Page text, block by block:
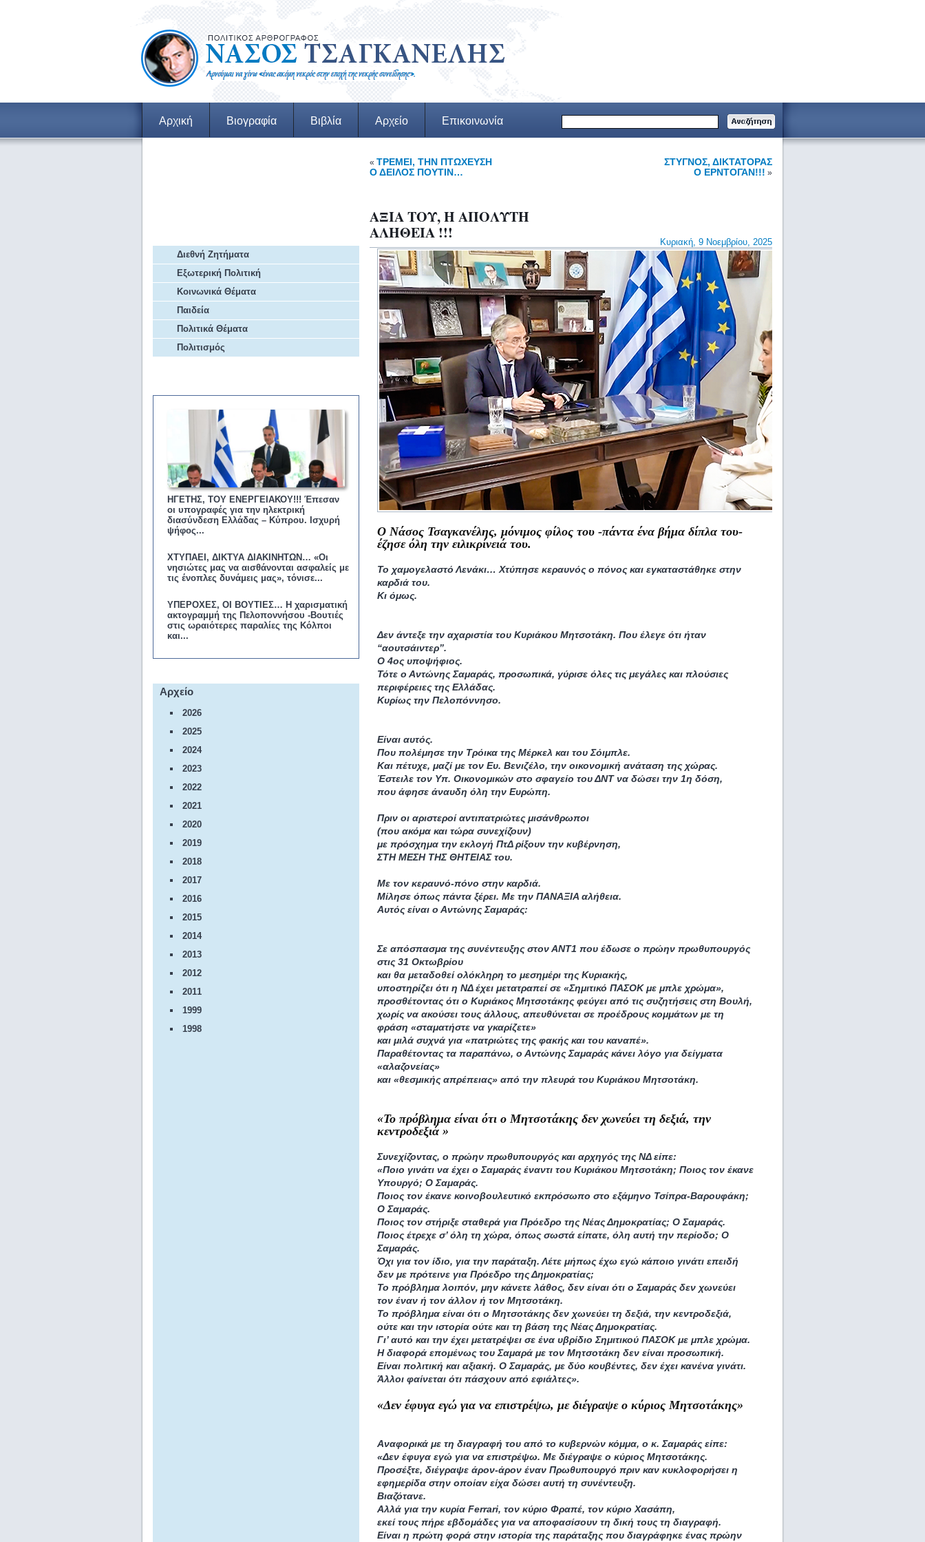
Αρχική Βιογραφία Βιβλία Αρχείο Επικοινωνία
Διεθνή Ζητήματα
Εξωτερική Πολιτική
Κοινωνικά Θέματα
Παιδεία
Πολιτικά Θέματα
Πολιτισμός
ΗΓΕΤΗΣ, ΤΟΥ ΕΝΕΡΓΕΙΑΚΟΥ!!! Έπεσαν
οι υπογραφές για την ηλεκτρική
διασύνδεση Ελλάδας – Κύπρου. Ισχυρή
ψήφος...
ΧΤΥΠΑΕΙ, ΔΙΚΤΥΑ ΔΙΑΚΙΝΗΤΩΝ… «Οι
νησιώτες μας να αισθάνονται ασφαλείς με
τις ένοπλες δυνάμεις μας», τόνισε...
ΥΠΕΡΟΧΕΣ, ΟΙ ΒΟΥΤΙΕΣ… Η χαρισματική
ακτογραμμή της Πελοποννήσου -Βουτιές
στις ωραιότερες παραλίες της Κόλποι
και...
Αρχείο
2026
2025
2024
2023
2022
2021
2020
2019
2018
2017
2016
2015
2014
2013
2012
2011
1999
1998
« ΤΡΕΜΕΙ, ΤΗΝ ΠΤΩΧΕΥΣΗ
Ο ΔΕΙΛΟΣ ΠΟΥΤΙΝ…
ΣΤΥΓΝΟΣ, ΔΙΚΤΑΤΟΡΑΣ
Ο ΕΡΝΤΟΓΑΝ!!! »
ΑΞΙΑ ΤΟΥ, Η ΑΠΟΛΥΤΗ
ΑΛΗΘΕΙΑ !!! Κυριακή, 9 Νοεμβρίου, 2025
Ο Νάσος Τσαγκανέλης, μόνιμος φίλος του -πάντα ένα βήμα δίπλα του-
έζησε όλη την ειλικρίνειά του.
Το χαμογελαστό Λενάκι… Χτύπησε κεραυνός ο πόνος και εγκαταστάθηκε στην
καρδιά του.
Κι όμως.
Δεν άντεξε την αχαριστία του Κυριάκου Μητσοτάκη. Που έλεγε ότι ήταν
“αουτσάιντερ”.
Ο 4ος υποψήφιος.
Τότε ο Αντώνης Σαμαράς, προσωπικά, γύρισε όλες τις μεγάλες και πλούσιες
περιφέρειες της Ελλάδας.
Κυρίως την Πελοπόννησο.
Είναι αυτός.
Που πολέμησε την Τρόικα της Μέρκελ και του Σόιμπλε.
Και πέτυχε, μαζί με τον Ευ. Βενιζέλο, την οικονομική ανάταση της χώρας.
Έστειλε τον Υπ. Οικονομικών στο σφαγείο του ΔΝΤ να δώσει την 1η δόση,
που άφησε άναυδη όλη την Ευρώπη.
Πριν οι αριστεροί αντιπατριώτες μισάνθρωποι
(που ακόμα και τώρα συνεχίζουν)
με πρόσχημα την εκλογή ΠτΔ ρίξουν την κυβέρνηση,
ΣΤΗ ΜΕΣΗ ΤΗΣ ΘΗΤΕΙΑΣ του.
Με τον κεραυνό-πόνο στην καρδιά.
Μίλησε όπως πάντα ξέρει. Με την ΠΑΝΑΞΙΑ αλήθεια.
Αυτός είναι ο Αντώνης Σαμαράς:
Σε απόσπασμα της συνέντευξης στον ΑΝΤ1 που έδωσε ο πρώην πρωθυπουργός
στις 31 Οκτωβρίου
και θα μεταδοθεί ολόκληρη το μεσημέρι της Κυριακής,
υποστηρίζει ότι η ΝΔ έχει μετατραπεί σε «Σημιτικό ΠΑΣΟΚ με μπλε χρώμα»,
προσθέτοντας ότι ο Κυριάκος Μητσοτάκης φεύγει από τις συζητήσεις στη Βουλή,
χωρίς να ακούσει τους άλλους, απευθύνεται σε προέδρους κομμάτων με τη
φράση «σταματήστε να γκαρίζετε»
και μιλά συχνά για «πατριώτες της φακής και του καναπέ».
Παραθέτοντας τα παραπάνω, ο Αντώνης Σαμαράς κάνει λόγο για δείγματα
«αλαζονείας»
και «θεσμικής απρέπειας» από την πλευρά του Κυριάκου Μητσοτάκη.
«Το πρόβλημα είναι ότι ο Μητσοτάκης δεν χωνεύει τη δεξιά, την
κεντροδεξιά »
Συνεχίζοντας, ο πρώην πρωθυπουργός και αρχηγός της ΝΔ είπε:
«Ποιο γινάτι να έχει ο Σαμαράς έναντι του Κυριάκου Μητσοτάκη; Ποιος τον έκανε
Υπουργό; Ο Σαμαράς.
Ποιος τον έκανε κοινοβουλευτικό εκπρόσωπο στο εξάμηνο Τσίπρα-Βαρουφάκη;
Ο Σαμαράς.
Ποιος τον στήριξε σταθερά για Πρόεδρο της Νέας Δημοκρατίας; Ο Σαμαράς.
Ποιος έτρεχε σ’ όλη τη χώρα, όπως σωστά είπατε, όλη αυτή την περίοδο; Ο
Σαμαράς.
Όχι για τον ίδιο, για την παράταξη. Λέτε μήπως έχω εγώ κάποιο γινάτι επειδή
δεν με πρότεινε για Πρόεδρο της Δημοκρατίας;
Το πρόβλημα λοιπόν, μην κάνετε λάθος, δεν είναι ότι ο Σαμαράς δεν χωνεύει
τον έναν ή τον άλλον ή τον Μητσοτάκη.
Το πρόβλημα είναι ότι ο Μητσοτάκης δεν χωνεύει τη δεξιά, την κεντροδεξιά,
ούτε και την ιστορία ούτε και τη βάση της Νέας Δημοκρατίας.
Γι’ αυτό και την έχει μετατρέψει σε ένα υβρίδιο Σημιτικού ΠΑΣΟΚ με μπλε χρώμα.
Η διαφορά επομένως του Σαμαρά με τον Μητσοτάκη δεν είναι προσωπική.
Είναι πολιτική και αξιακή. Ο Σαμαράς, με δύο κουβέντες, δεν έχει κανένα γινάτι.
Άλλοι φαίνεται ότι πάσχουν από εφιάλτες».
«Δεν έφυγα εγώ για να επιστρέψω, με διέγραψε ο κύριος Μητσοτάκης»
Αναφορικά με τη διαγραφή του από το κυβερνών κόμμα, ο κ. Σαμαράς είπε:
«Δεν έφυγα εγώ για να επιστρέψω. Με διέγραψε ο κύριος Μητσοτάκης.
Προσέξτε, διέγραψε άρον-άρον έναν Πρωθυπουργό πριν καν κυκλοφορήσει η
εφημερίδα στην οποίαν είχα δώσει αυτή τη συνέντευξη.
Βιαζότανε.
Αλλά για την κυρία Ferrari, τον κύριο Φραπέ, τον κύριο Χασάπη,
εκεί τους πήρε εβδομάδες για να αποφασίσουν τη δική τους τη διαγραφή.
Είναι η πρώτη φορά στην ιστορία της παράταξης που διαγράφηκε ένας πρώην